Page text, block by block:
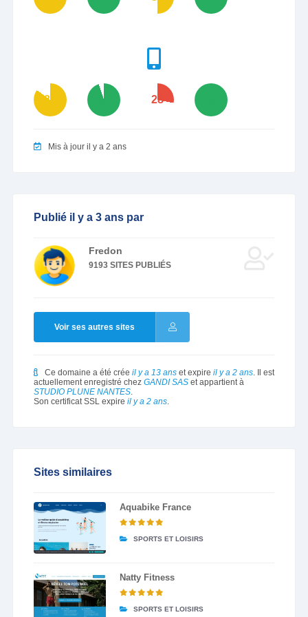
85 95 28
Mis à jour il y a 2 ans
Publié il y a 3 ans par
Fredon
9193 SITES PUBLIÉS
Voir ses autres sites
Ce domaine a été crée il y a 13 anset expire il y a 2 ans. Il est
actuellement enregistré chez GANDI SASet appartient à
STUDIO PLUNE NANTES.
Son certificat SSL expire il y a 2 ans.
Sites similaires
Aquabike France
SPORTS ET LOISIRS
Natty Fitness
SPORTS ET LOISIRS